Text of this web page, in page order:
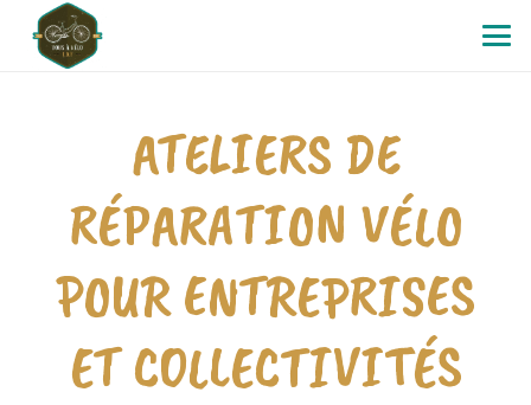
ATELIERS DE
RÉPARATION VÉLO
POUR ENTREPRISES
ET COLLECTIVITÉS